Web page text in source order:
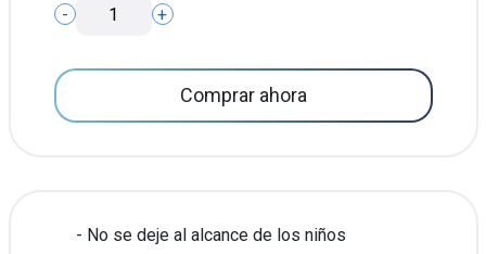
-
+
Comprar ahora
No se deje al alcance de los niños